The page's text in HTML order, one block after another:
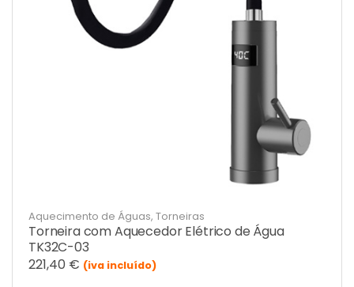
Aquecimento de Águas, Torneiras
Torneira com Aquecedor Elétrico de Água
TK32C-03
221,40 € (iva incluído)